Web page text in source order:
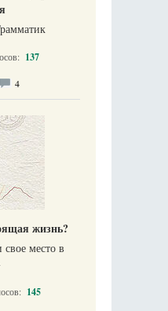
137
4
жизнь?
место в
145